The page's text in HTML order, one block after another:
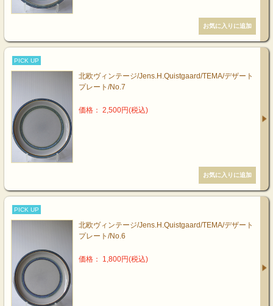
PICK UP
北欧ヴィンテージ/Jens.H.Quistgaard/TEMA/デザート
プレート/No.7
価格： 2,500円(税込)
PICK UP
北欧ヴィンテージ/Jens.H.Quistgaard/TEMA/デザート
プレート/No.6
価格： 1,800円(税込)